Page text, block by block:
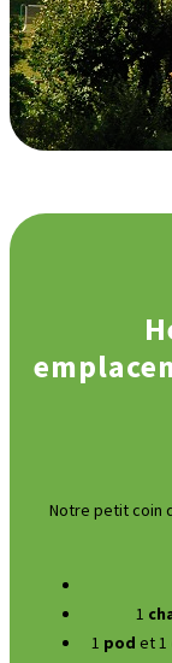
Notre petit coin
1
1 pod et 1